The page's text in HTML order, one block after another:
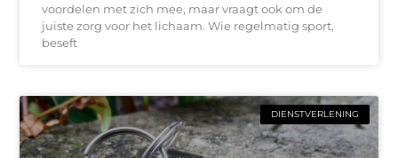
voordelen met zich mee, maar vraagt ook om de
juiste zorg voor het lichaam. Wie regelmatig sport,
beseft
DIENSTVERLENING